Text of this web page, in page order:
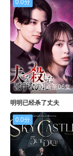
0.0分
更新至06集
明明已经杀了丈夫
0.0分